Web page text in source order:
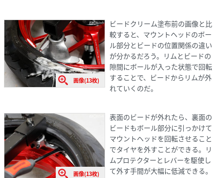
画像(13枚)
ビードクリーム塗布前の画像と比
較すると、マウントヘッドのボー
ル部分とビードの位置関係の違い
が分かるだろう。リムとビードの
隙間にボールが入った状態で回転
することで、ビードからリムが外
れていくのだ。
画像(13枚)
表面のビードが外れたら、裏面の
ビードもボール部分に引っかけて
マウントヘッドを回転させること
でタイヤを外すことができる。リ
ムプロテクターとレバーを駆使し
て外す手間が大幅に低減できる。